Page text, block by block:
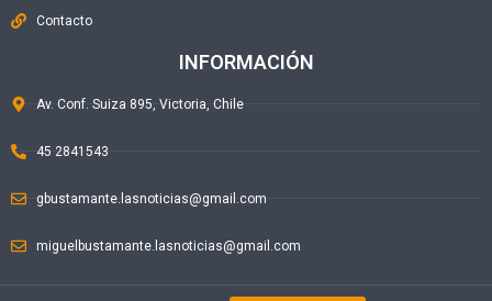
Contacto
INFORMACIÓN
Av. Conf. Suiza 895, Victoria, Chile
45 2841543
gbustamante.lasnoticias@gmail.com
miguelbustamante.lasnoticias@gmail.com